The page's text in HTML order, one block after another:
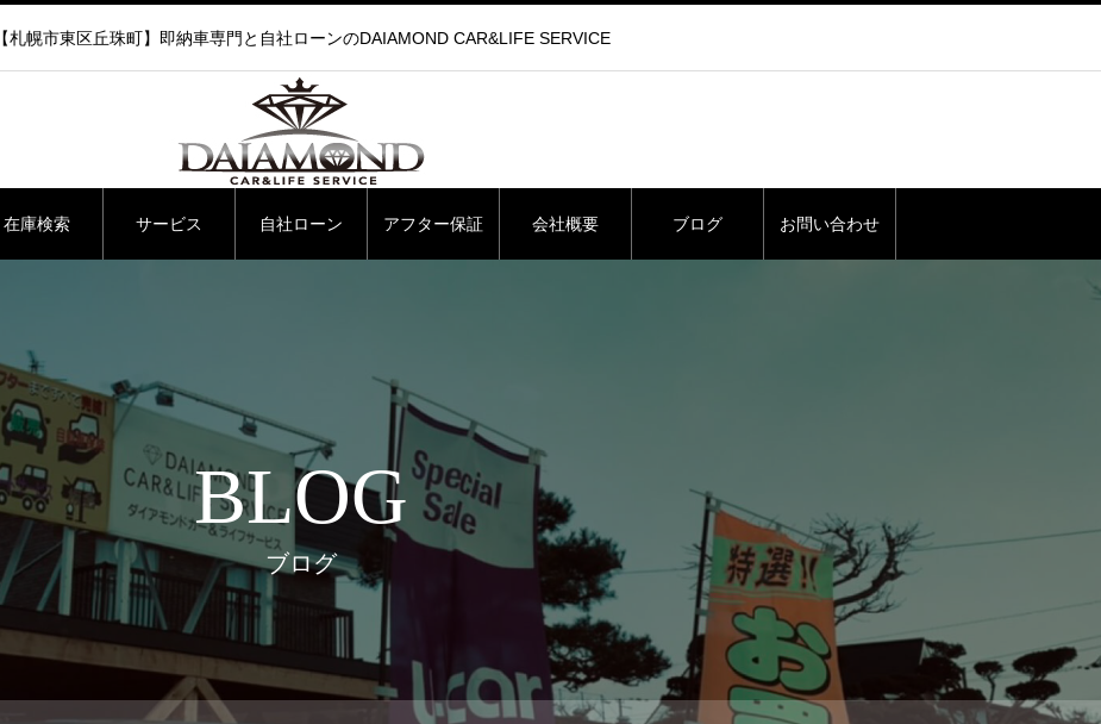
【札幌市東区丘珠町】即納車専門と自社ローンのDAIAMOND CAR&LIFE SERVICE
在庫検索 サービス 自社ローン アフター保証 会社概要 ブログ お問い合わせ
BLOG
ブログ